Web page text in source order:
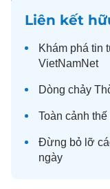
Liên kết
Khám phá tin
VietNamNet
Dòng chảy
Toàn cảnh thế
Đừng bỏ lỡ
ngày